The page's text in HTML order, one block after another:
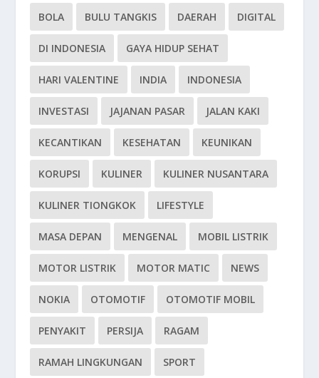
BOLA BULU TANGKIS DAERAH DIGITAL
DI INDONESIA GAYA HIDUP SEHAT
HARI VALENTINE INDIA INDONESIA
INVESTASI JAJANAN PASAR JALAN KAKI
KECANTIKAN KESEHATAN KEUNIKAN
KORUPSI KULINER KULINER NUSANTARA
KULINER TIONGKOK LIFESTYLE
MASA DEPAN MENGENAL MOBIL LISTRIK
MOTOR LISTRIK MOTOR MATIC NEWS
NOKIA OTOMOTIF OTOMOTIF MOBIL
PENYAKIT PERSIJA RAGAM
RAMAH LINGKUNGAN SPORT